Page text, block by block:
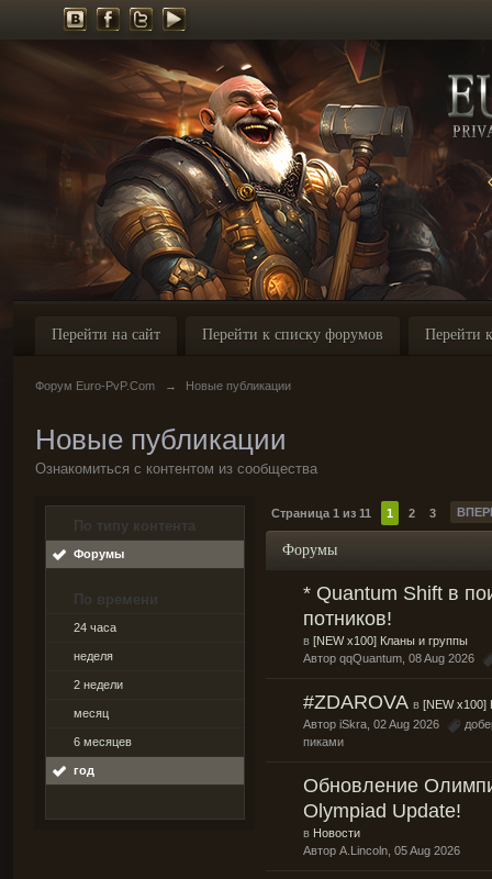
Перейти на сайт Перейти к списку форумов Перейти
Форум Euro-PvP.Com → Новые публикации
Новые публикации
Ознакомиться с контентом из сообщества
По типу контента
Форумы
По времени
24 часа
неделя
2 недели
месяц
6 месяцев
год
Страница 1 из 11 1 2 3
Форумы
* Quantum Shift в
потников!
в [NEW x100] Кланы и группы
Автор qqQuantum , 08 Aug 2026
#ZDAROVA в [NEW x100]
Автор iSkra , 02 Aug 2026
пиками
Обновление
Olympiad Update!
в Новости
Автор A.Lincoln , 05 Aug 2026